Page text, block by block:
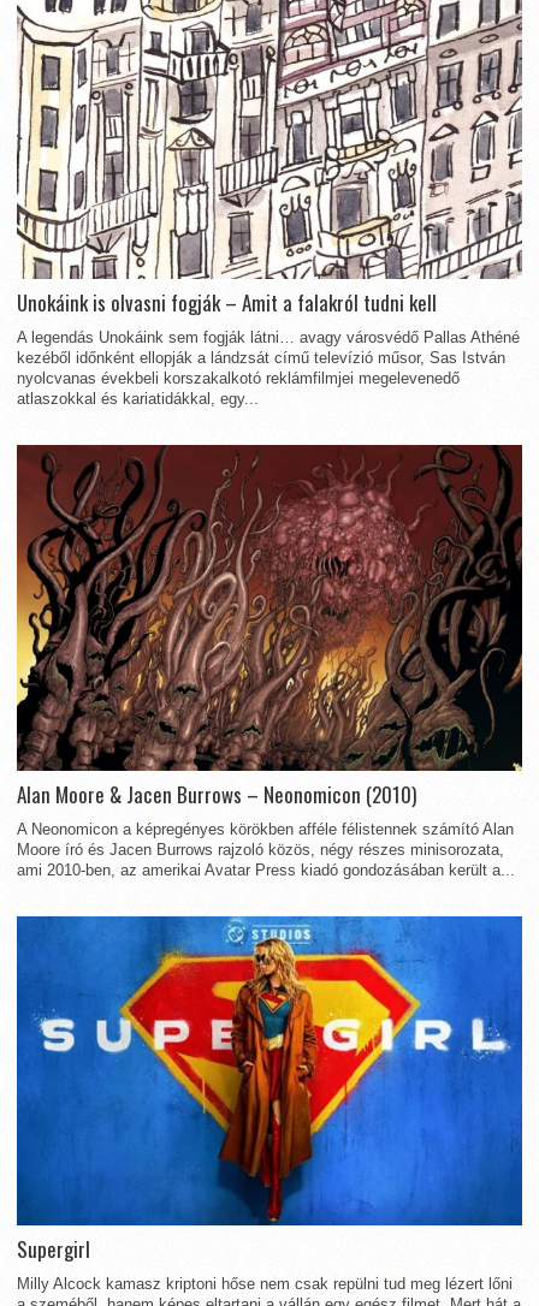
Unokáink is olvasni fogják – Amit a falakról tudni kell
A legendás Unokáink sem fogják látni… avagy városvédő Pallas Athéné
kezéből időnként ellopják a lándzsát című televízió műsor, Sas István
nyolcvanas évekbeli korszakalkotó reklámfilmjei megelevenedő
atlaszokkal és kariatidákkal, egy...
Alan Moore & Jacen Burrows – Neonomicon (2010)
A Neonomicon a képregényes körökben afféle félistennek számító Alan
Moore író és Jacen Burrows rajzoló közös, négy részes minisorozata,
ami 2010-ben, az amerikai Avatar Press kiadó gondozásában került a...
Supergirl
Milly Alcock kamasz kriptoni hőse nem csak repülni tud meg lézert lőni